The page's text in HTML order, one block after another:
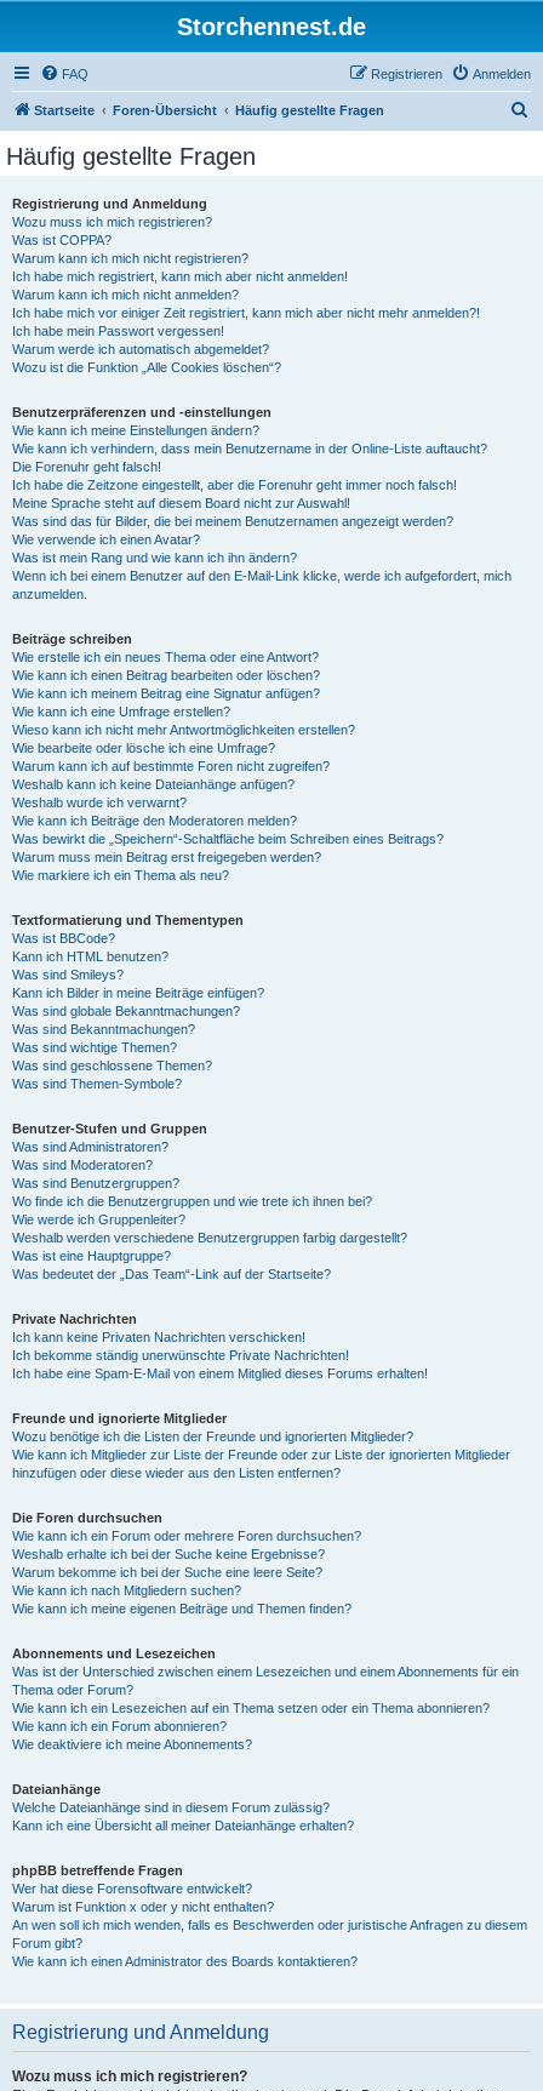
Storchennest.de
FAQ Anmelden
Registrieren
Startseite Foren-Übersicht Häufig gestellte Fragen
Häufig gestellte Fragen
Registrierung und Anmeldung
Wozu muss ich mich registrieren?
Was ist COPPA?
Warum kann ich mich nicht registrieren?
Ich habe mich registriert, kann mich aber nicht anmelden!
Warum kann ich mich nicht anmelden?
Ich habe mich vor einiger Zeit registriert, kann mich aber nicht mehr anmelden?!
Ich habe mein Passwort vergessen!
Warum werde ich automatisch abgemeldet?
Wozu ist die Funktion „Alle Cookies löschen“?
Benutzerpräferenzen und -einstellungen
Wie kann ich meine Einstellungen ändern?
Wie kann ich verhindern, dass mein Benutzername in der Online-Liste auftaucht?
Die Forenuhr geht falsch!
Ich habe die Zeitzone eingestellt, aber die Forenuhr geht immer noch falsch!
Meine Sprache steht auf diesem Board nicht zur Auswahl!
Was sind das für Bilder, die bei meinem Benutzernamen angezeigt werden?
Wie verwende ich einen Avatar?
Was ist mein Rang und wie kann ich ihn ändern?
Wenn ich bei einem Benutzer auf den E-Mail-Link klicke, werde ich aufgefordert, mich
anzumelden.
Beiträge schreiben
Wie erstelle ich ein neues Thema oder eine Antwort?
Wie kann ich einen Beitrag bearbeiten oder löschen?
Wie kann ich meinem Beitrag eine Signatur anfügen?
Wie kann ich eine Umfrage erstellen?
Wieso kann ich nicht mehr Antwortmöglichkeiten erstellen?
Wie bearbeite oder lösche ich eine Umfrage?
Warum kann ich auf bestimmte Foren nicht zugreifen?
Weshalb kann ich keine Dateianhänge anfügen?
Weshalb wurde ich verwarnt?
Wie kann ich Beiträge den Moderatoren melden?
Was bewirkt die „Speichern“-Schaltfläche beim Schreiben eines Beitrags?
Warum muss mein Beitrag erst freigegeben werden?
Wie markiere ich ein Thema als neu?
Textformatierung und Thementypen
Was ist BBCode?
Kann ich HTML benutzen?
Was sind Smileys?
Kann ich Bilder in meine Beiträge einfügen?
Was sind globale Bekanntmachungen?
Was sind Bekanntmachungen?
Was sind wichtige Themen?
Was sind geschlossene Themen?
Was sind Themen-Symbole?
Benutzer-Stufen und Gruppen
Was sind Administratoren?
Was sind Moderatoren?
Was sind Benutzergruppen?
Wo finde ich die Benutzergruppen und wie trete ich ihnen bei?
Wie werde ich Gruppenleiter?
Weshalb werden verschiedene Benutzergruppen farbig dargestellt?
Was ist eine Hauptgruppe?
Was bedeutet der „Das Team“-Link auf der Startseite?
Private Nachrichten
Ich kann keine Privaten Nachrichten verschicken!
Ich bekomme ständig unerwünschte Private Nachrichten!
Ich habe eine Spam-E-Mail von einem Mitglied dieses Forums erhalten!
Freunde und ignorierte Mitglieder
Wozu benötige ich die Listen der Freunde und ignorierten Mitglieder?
Wie kann ich Mitglieder zur Liste der Freunde oder zur Liste der ignorierten Mitglieder
hinzufügen oder diese wieder aus den Listen entfernen?
Die Foren durchsuchen
Wie kann ich ein Forum oder mehrere Foren durchsuchen?
Weshalb erhalte ich bei der Suche keine Ergebnisse?
Warum bekomme ich bei der Suche eine leere Seite?
Wie kann ich nach Mitgliedern suchen?
Wie kann ich meine eigenen Beiträge und Themen finden?
Abonnements und Lesezeichen
Was ist der Unterschied zwischen einem Lesezeichen und einem Abonnements für ein
Thema oder Forum?
Wie kann ich ein Lesezeichen auf ein Thema setzen oder ein Thema abonnieren?
Wie kann ich ein Forum abonnieren?
Wie deaktiviere ich meine Abonnements?
Dateianhänge
Welche Dateianhänge sind in diesem Forum zulässig?
Kann ich eine Übersicht all meiner Dateianhänge erhalten?
phpBB betreffende Fragen
Wer hat diese Forensoftware entwickelt?
Warum ist Funktion x oder y nicht enthalten?
An wen soll ich mich wenden, falls es Beschwerden oder juristische Anfragen zu diesem
Forum gibt?
Wie kann ich einen Administrator des Boards kontaktieren?
Registrierung und Anmeldung
Wozu muss ich mich registrieren?